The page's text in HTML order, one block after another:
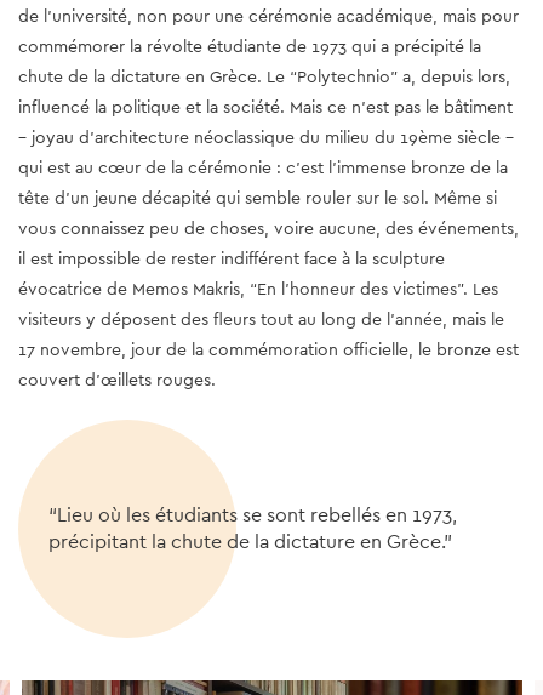
“Lieu où les étudiants se sont rebellés en 1973,
précipitant la chute de la dictature en Grèce.”
de l’université, non pour une cérémonie académique, mais pour
commémorer la révolte étudiante de 1973 qui a précipité la
chute de la dictature en Grèce. Le “Polytechnio” a, depuis lors,
influencé la politique et la société. Mais ce n’est pas le bâtiment
– joyau d’architecture néoclassique du milieu du 19ème siècle –
qui est au cœur de la cérémonie : c’est l’immense bronze de la
tête d’un jeune décapité qui semble rouler sur le sol. Même si
vous connaissez peu de choses, voire aucune, des événements,
il est impossible de rester indifférent face à la sculpture
évocatrice de Memos Makris, “En l’honneur des victimes”. Les
visiteurs y déposent des fleurs tout au long de l’année, mais le
17 novembre, jour de la commémoration officielle, le bronze est
couvert d’œillets rouges.